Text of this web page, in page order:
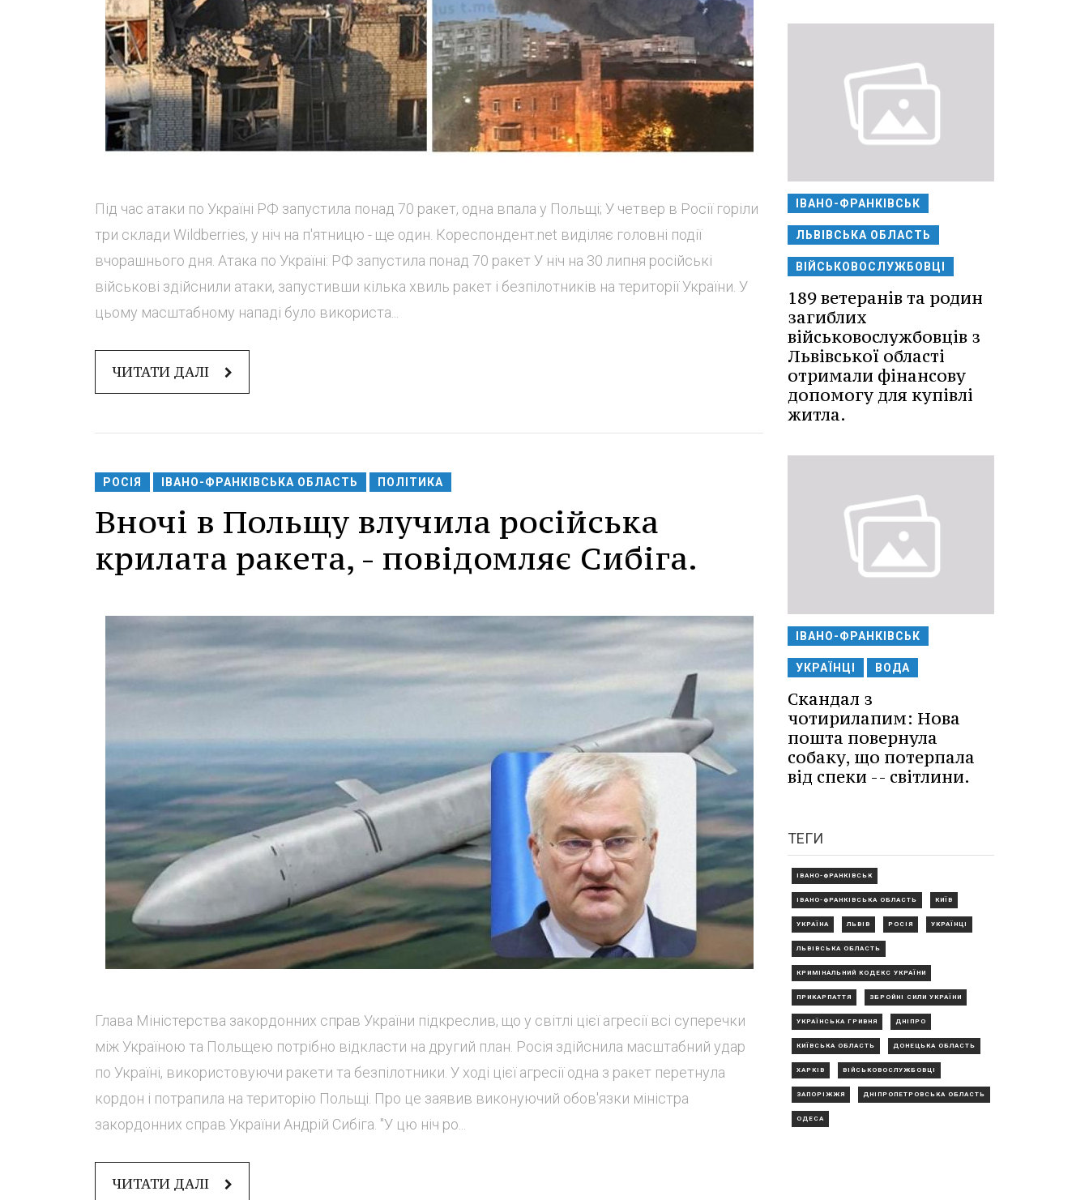
Під час атаки по Україні РФ запустила понад 70 ракет, одна впала у Польщі; У четвер в Росії горіли
три склади Wildberries, у ніч на п'ятницю - ще один. Кореспондент.net виділяє головні події
вчорашнього дня. Атака по Україні: РФ запустила понад 70 ракет У ніч на 30 липня російські
військові здійснили атаки, запустивши кілька хвиль ракет і безпілотників на території України. У
цьому масштабному нападі було використа...
ЧИТАТИ ДАЛІ
РОСІЯ ІВАНО-ФРАНКІВСЬКА ОБЛАСТЬ ПОЛІТИКА
Вночі в Польщу влучила російська
крилата ракета, - повідомляє Сибіга.
Глава Міністерства закордонних справ України підкреслив, що у світлі цієї агресії всі суперечки
між Україною та Польщею потрібно відкласти на другий план. Росія здійснила масштабний удар
по Україні, використовуючи ракети та безпілотники. У ході цієї агресії одна з ракет перетнула
кордон і потрапила на територію Польщі. Про це заявив виконуючий обов'язки міністра
закордонних справ України Андрій Сибіга. "У цю ніч ро...
ЧИТАТИ ДАЛІ
ІВАНО-ФРАНКІВСЬК
ЛЬВІВСЬКА ОБЛАСТЬ
ВІЙСЬКОВОСЛУЖБОВЦІ
189 ветеранів та родин
загиблих
військовослужбовців з
Львівської області
отримали фінансову
допомогу для купівлі
житла.
ІВАНО-ФРАНКІВСЬК
УКРАЇНЦІ ВОДА
Скандал з
чотирилапим: Нова
пошта повернула
собаку, що потерпала
від спеки -- світлини.
ТЕГИ
ІВАНО-ФРАНКІВСЬК
ІВАНО-ФРАНКІВСЬКА ОБЛАСТЬ КИЇВ
УКРАЇНА ЛЬВІВ РОСІЯ УКРАЇНЦІ
ЛЬВІВСЬКА ОБЛАСТЬ
КРИМІНАЛЬНИЙ КОДЕКС УКРАЇНИ
ПРИКАРПАТТЯ ЗБРОЙНІ СИЛИ УКРАЇНИ
УКРАЇНСЬКА ГРИВНЯ ДНІПРО
КИЇВСЬКА ОБЛАСТЬ ДОНЕЦЬКА ОБЛАСТЬ
ХАРКІВ ВІЙСЬКОВОСЛУЖБОВЦІ
ЗАПОРІЖЖЯ ДНІПРОПЕТРОВСЬКА ОБЛАСТЬ
ОДЕСА